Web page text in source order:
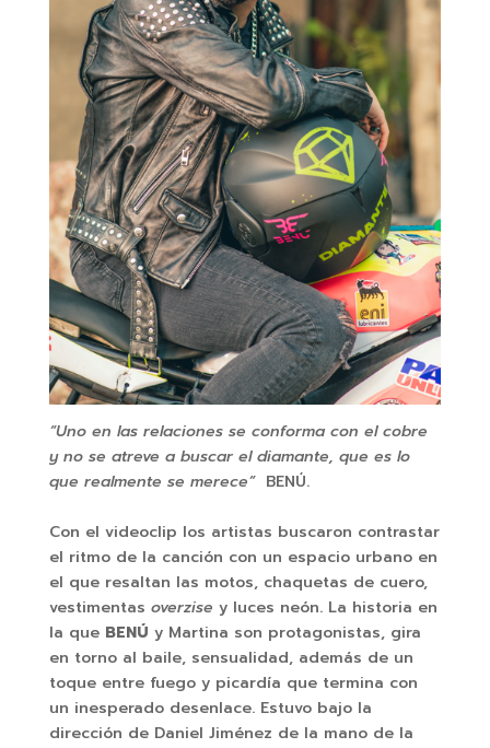
“Uno en las relaciones se conforma con el cobre
y no se atreve a buscar el diamante, que es lo
que realmente se merece” BENÚ.
Con el videoclip los artistas buscaron contrastar
el ritmo de la canción con un espacio urbano en
el que resaltan las motos, chaquetas de cuero,
vestimentas overzise y luces neón. La historia en
la que BENÚ y Martina son protagonistas, gira
en torno al baile, sensualidad, además de un
toque entre fuego y picardía que termina con
un inesperado desenlace. Estuvo bajo la
dirección de Daniel Jiménez de la mano de la